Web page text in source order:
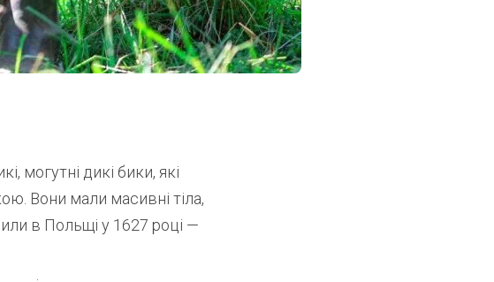
могутні дикі бики, які
Вони мали масивні тіла,
в Польщі у 1627 році —